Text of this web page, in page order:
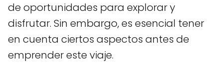
de oportunidades para explorar y
disfrutar. Sin embargo, es esencial tener
en cuenta ciertos aspectos antes de
emprender este viaje.